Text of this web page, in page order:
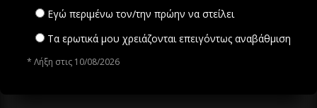
Εγώ περιμένω τον/την πρώην να στείλει
Τα ερωτικά μου χρειάζονται επειγόντως αναβάθμιση
* Λήξη στις 10/08/2026